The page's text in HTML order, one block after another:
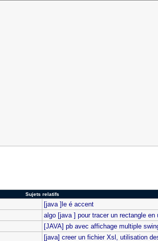
Sujets relatifs
[java ]le é accent
algo [java ] pour tracer un rectangle
[JAVA] pb avec affichage multiple
[java] creer un fichier Xsl, utilisation